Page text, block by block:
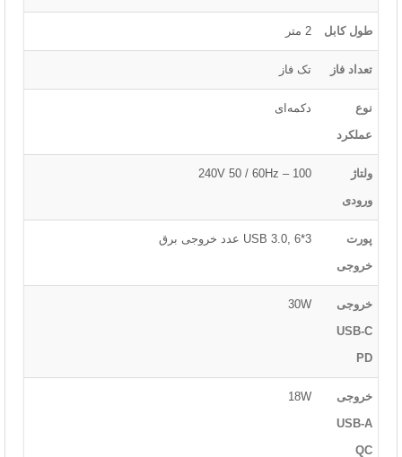
طول کابل 2 متر
تعداد فاز تک فاز
نوع
عملکرد
دکمه‌ای
ولتاژ
ورودی
100 – 240V 50 / 60Hz
پورت
خروجی
3*USB 3.0, 6 عدد خروجی برق
خروجی
USB-C
PD
30W
خروجی
USB-A
QC
18W